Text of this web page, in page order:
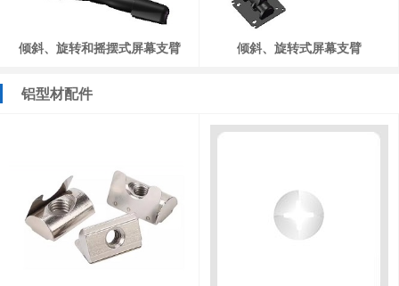
倾斜、旋转和摇摆式屏幕支臂 倾斜、旋转式屏幕支臂
铝型材配件